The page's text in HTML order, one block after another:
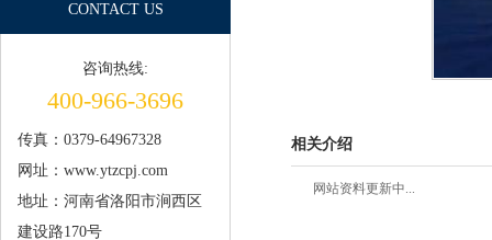
CONTACT US
咨询热线:
400-966-3696
传真：0379-64967328
网址：www.ytzcpj.com
地址：河南省洛阳市涧西区
建设路170号
相关介绍
网站资料更新中...